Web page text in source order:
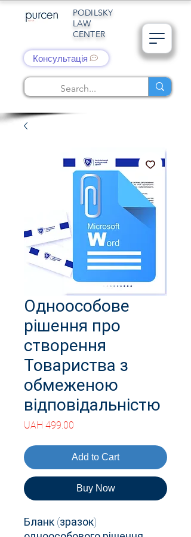
PODILSKY
LAW
CENTER
Консультація
Одноособове
рішення про
створення
Товариства з
обмеженою
відповідальністю
UAH 499.00
Add to Cart
Buy Now
Бланк (зразок)